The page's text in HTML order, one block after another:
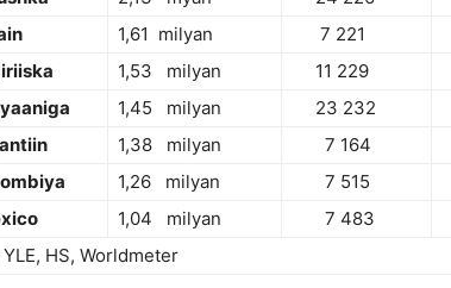
1,61 milyan 7 221
1,53 milyan 11 229
1,45 milyan 23 232
1,38 milyan 7 164
1,26 milyan 7 515
1,04 milyan 7 483
HS, Worldmeter